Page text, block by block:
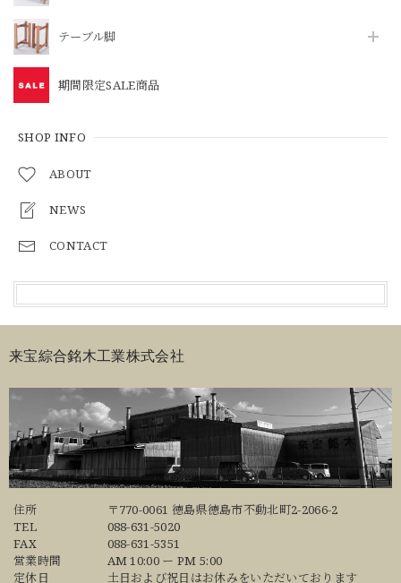
テーブル脚
期間限定SALE商品
SHOP INFO
ABOUT
NEWS
CONTACT
来宝綜合銘木工業株式会社
住所
〒770-0061 徳島県徳島市不動北町2-2066-2
TEL
088-631-5020
FAX
088-631-5351
営業時間
AM 10:00 ー PM 5:00
定休日
土日および祝日はお休みをいただいております